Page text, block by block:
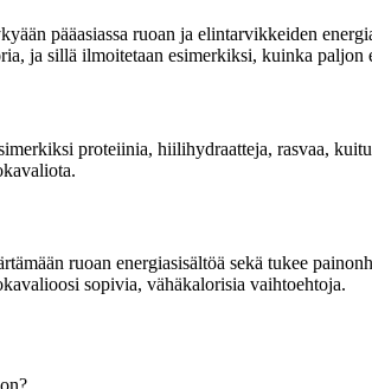
pääasiassa ruoan ja elintarvikkeiden
ja sillä ilmoitetaan esimerkiksi, kuinka paljon
proteiinia, hiilihydraatteja, rasvaa,
ruoan energiasisältöä sekä tukee
sopivia, vähäkalorisia vaihtoehtoja.